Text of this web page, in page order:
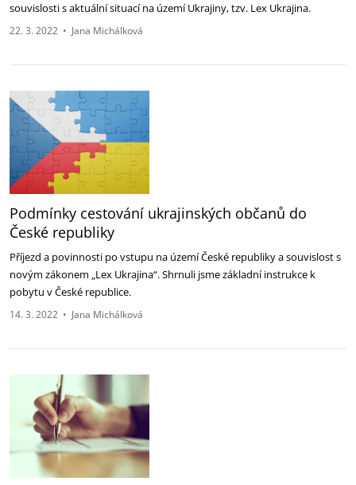
souvislosti s aktuální situací na území Ukrajiny, tzv. Lex Ukrajina.
22. 3. 2022 • Jana Michálková
Podmínky cestování ukrajinských občanů do
České republiky
Příjezd a povinnosti po vstupu na území České republiky a souvislost s
novým zákonem „Lex Ukrajina“. Shrnuli jsme základní instrukce k
pobytu v České republice.
14. 3. 2022 • Jana Michálková